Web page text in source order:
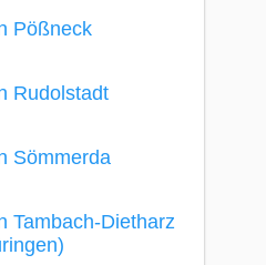
Pößneck
Rudolstadt
Sömmerda
Tambach-Dietharz